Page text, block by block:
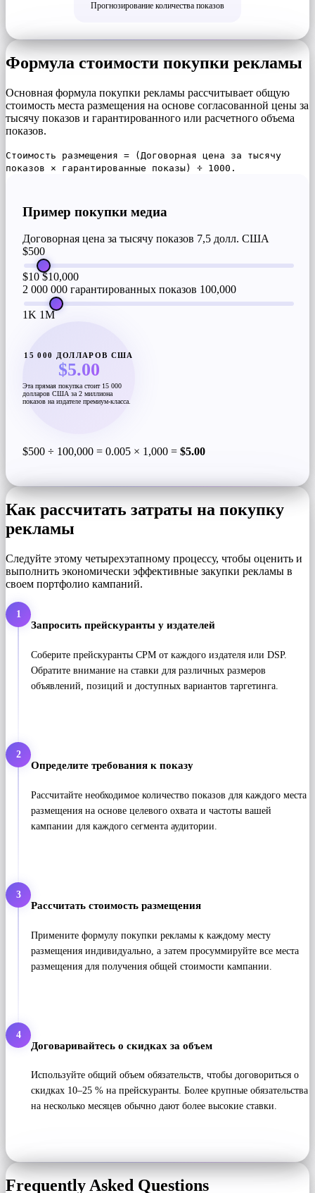
Прогнозирование количества показов
Формула стоимости покупки рекламы
Основная формула покупки рекламы рассчитывает общую
стоимость места размещения на основе согласованной цены за
тысячу показов и гарантированного или расчетного объема
показов.
Стоимость размещения = (Договорная цена за тысячу
показов × гарантированные показы) ÷ 1000.
Пример покупки медиа
Договорная цена за тысячу показов 7,5 долл. США
$500
$10 $10,000
2 000 000 гарантированных показов 100,000
1K 1M
15 000 ДОЛЛАРОВ США
$5.00
Эта прямая покупка стоит 15 000
долларов США за 2 миллиона
показов на издателе премиум-класса.
$500 ÷ 100,000 = 0.005 × 1,000 = $5.00
Как рассчитать затраты на покупку
рекламы
Следуйте этому четырехэтапному процессу, чтобы оценить и
выполнить экономически эффективные закупки рекламы в
своем портфолио кампаний.
1
Запросить прейскуранты у издателей
Соберите прейскуранты CPM от каждого издателя или DSP.
Обратите внимание на ставки для различных размеров
объявлений, позиций и доступных вариантов таргетинга.
2
Определите требования к показу
Рассчитайте необходимое количество показов для каждого места
размещения на основе целевого охвата и частоты вашей
кампании для каждого сегмента аудитории.
3
Рассчитать стоимость размещения
Примените формулу покупки рекламы к каждому месту
размещения индивидуально, а затем просуммируйте все места
размещения для получения общей стоимости кампании.
4
Договаривайтесь о скидках за объем
Используйте общий объем обязательств, чтобы договориться о
скидках 10–25 % на прейскуранты. Более крупные обязательства
на несколько месяцев обычно дают более высокие ставки.
Frequently Asked Questions